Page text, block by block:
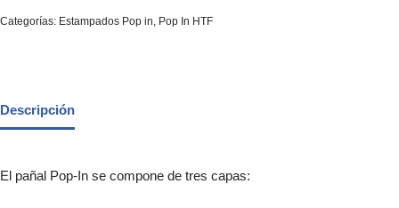
Categorías: Estampados Pop in, Pop In HTF
Descripción
El pañal Pop-In se compone de tres capas: